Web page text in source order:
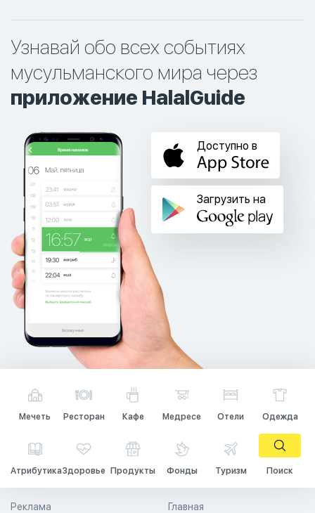
Узнавай обо всех событиях
мусульманского мира через
приложение HalalGuide
Доступно в
Загрузить на
Мечеть Ресторан Кафе Медресе Отели Одежда
АтрибутикаЗдоровье Продукты Фонды Туризм Поиск
Главная
Реклама